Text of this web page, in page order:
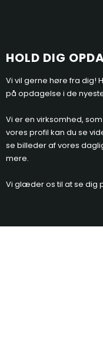
HOLD D​IG
Vi vil gerne høre fra dig!
på opdagelse i de
Vi er en virksomhed,
vores profil kan du se
se billeder af vores
mere.
Vi glæder os til at se dig